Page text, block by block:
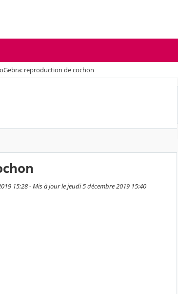
reproduction de cochon
15:28 - Mis à jour le jeudi 5 décembre 2019 15:40